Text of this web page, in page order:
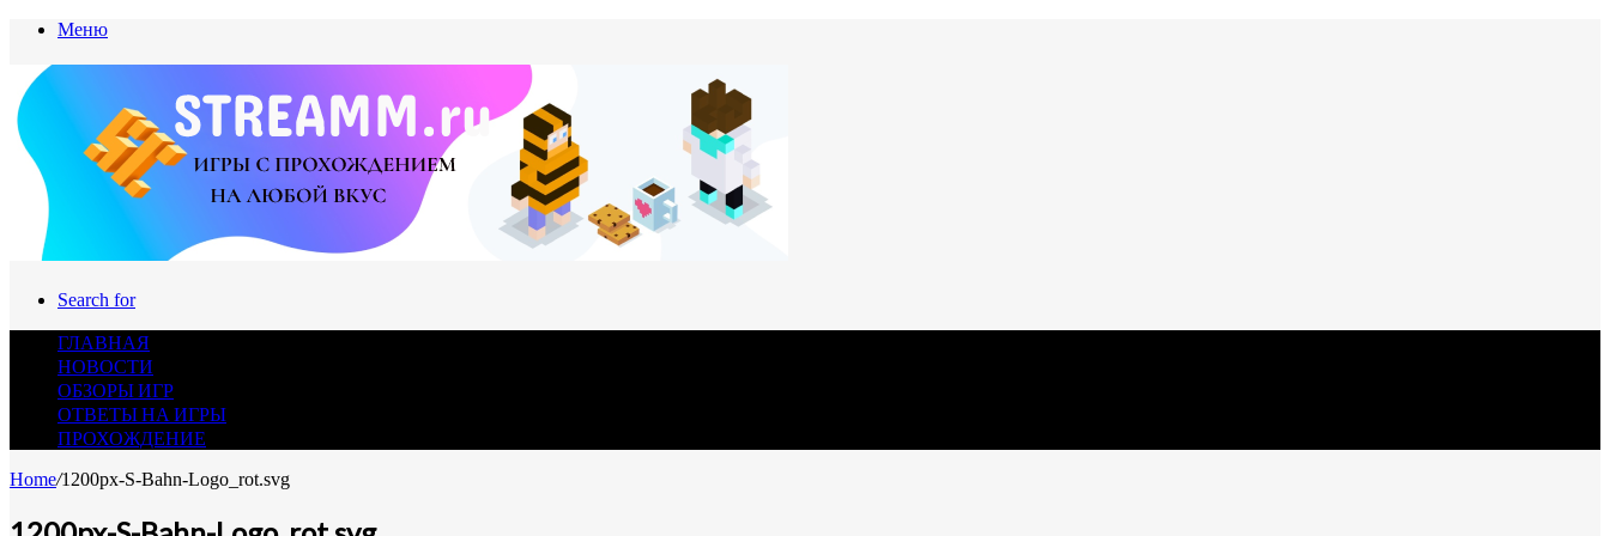
Меню
Search for
ГЛАВНАЯ
НОВОСТИ
ОБЗОРЫ ИГР
ОТВЕТЫ НА ИГРЫ
ПРОХОЖДЕНИЕ
Home/1200px-S-Bahn-Logo_rot.svg